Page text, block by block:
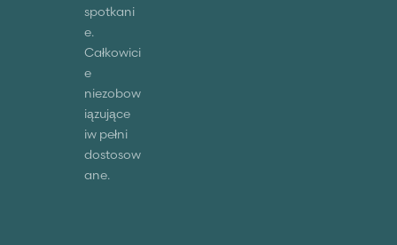
spotkani
e.
Całkowici
e
niezobow
iązujące
iw pełni
dostosow
ane.